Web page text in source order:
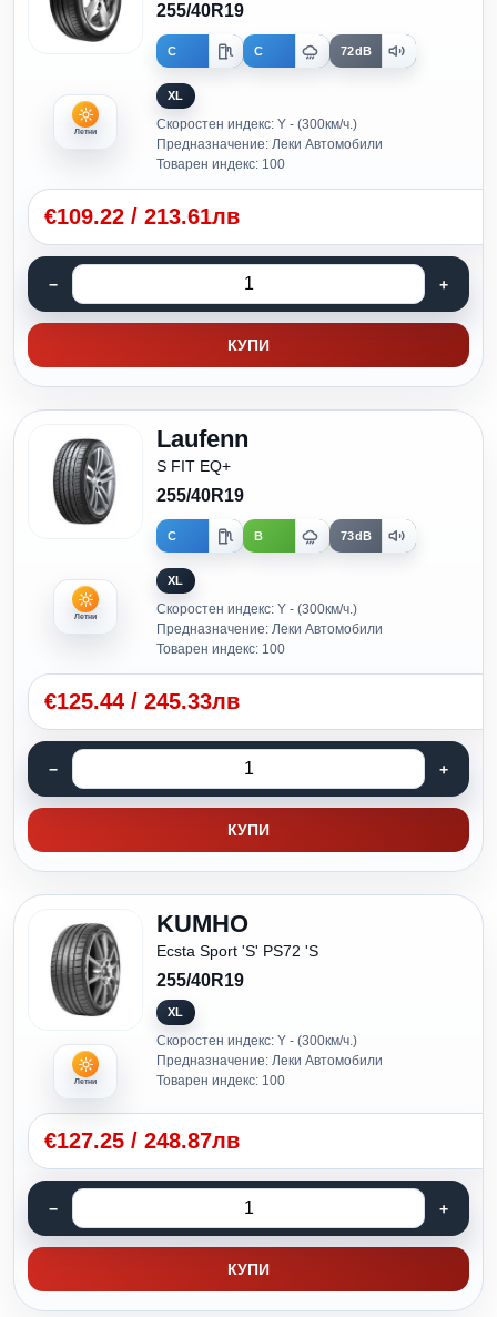
Летни
255/40R19
C C 72dB
XL
Скоростен индекс: Y - (300км/ч.)
Предназначение: Леки Автомобили
Товарен индекс: 100
€109.22 / 213.61лв
КУПИ
Летни
Laufenn
S FIT EQ+
255/40R19
C B 73dB
XL
Скоростен индекс: Y - (300км/ч.)
Предназначение: Леки Автомобили
Товарен индекс: 100
€125.44 / 245.33лв
КУПИ
Летни
KUMHO
Ecsta Sport 'S' PS72 'S
255/40R19
XL
Скоростен индекс: Y - (300км/ч.)
Предназначение: Леки Автомобили
Товарен индекс: 100
€127.25 / 248.87лв
КУПИ